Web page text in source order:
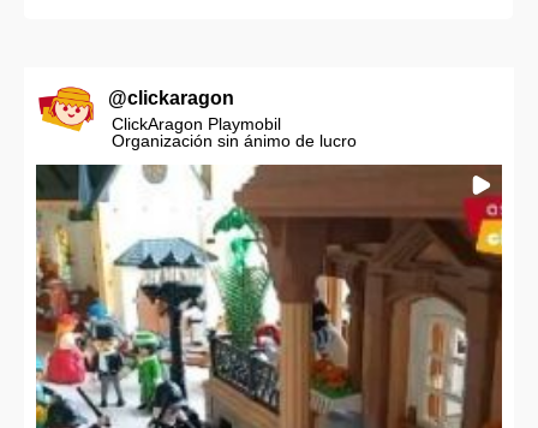
@clickaragon
ClickAragon Playmobil
Organización sin ánimo de lucro